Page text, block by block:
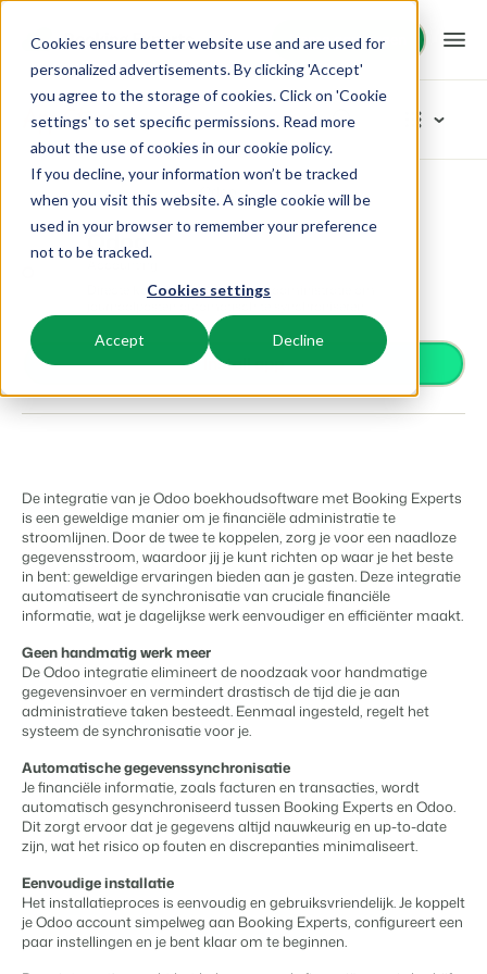
Cookies ensure better website use and are used for
personalized advertisements. By clicking 'Accept'
you agree to the storage of cookies. Click on 'Cookie
settings' to set specific permissions. Read more
about the use of cookies in our cookie policy.
If you decline, your information won’t be tracked
when you visit this website. A single cookie will be
used in your browser to remember your preference
not to be tracked.
Cookies settings
Accept Decline
Demo aanvragen
Demo aanvragen
Platform
BEX PMS
Reserveringssysteem
Beheer alle back office processen.
Adverteer jouw aanbod op een mix van kanalen.
Business Intelligence
Maak betere keuzes op basis van data.
Eigenaren Management
Bied transparantie aan eigenaren.
Website Integratie
Heb je al een website? Integratie is mogelijk.
Overstappen naar BEX
Klaar om te groeien?
BEX CMS
Verhuurwebsite
Breng je merk tot leven met onze websitebouwer.
Oplossingen
Booking Experts voor:
Villa's, bungalows, chalets en boomhutten.
Hotelkamers, appartementen, B&Bs en pensions.
Campings
Kampeerplaatsen, glamping tenten en caravans.
Concerns & Groepen
Ketens en individuele merken.
Verhuurorganisaties
Exclusieve verhuur en resellers.
Vastgoed en nieuwbouwprojecten.
Kleinschalige recreatiebedrijven
Vakantieboerderijen, appartementen en boetiekhotels
Resources
Kennis
BEX Educate | Pro
Blijven leren, blijven leiden in de recreatie.
Blog
Lees over trends in de sector en krijg tips.
Ervaringen
Ervaringen van onze gebruikers.
Kom in contact
Customer Success
Krijg antwoord op jouw vragen.
Developers
Ontwikkel jouw oplossing met onze open API.
Overstappen naar BEX
Klaar om te groeien?
Prijzen
Klantverhalen
Voor campings
Overstappen naar BEX
Login
Prijzen
NL
App Store
Blader door de categorieën
Toegangscontrole
Betaalproviders
Ontvang betalingen
Distributie
Plaats je aanbod op een mix van kanalen
Gasttechnologie
Verbeter de gastbeleving
Content Management
Integreer met elk CMS
Facility Management
Stroomlijn je processen
Revenue Management
Optimaliseer jouw prijsbeleid
Compliance
Zorgeloos zaken doen volgens wetgeving
Boekhouding
Houd de boeken in balans
Kassasystemen
Voeg jouw kassasysteem en PMS samen
Communicatie
Organiseer je gastcommunicatie
Energiesystemen
Mis je een app?
App Store Accounting Odoo
Odoo
Directe koppeling met je Odoo administratie om
Install app
De integratie van je Odoo boekhoudsoftware met Booking Experts
is een geweldige manier om je financiële administratie te
stroomlijnen. Door de twee te koppelen, zorg je voor een naadloze
gegevensstroom, waardoor jij je kunt richten op waar je het beste
in bent: geweldige ervaringen bieden aan je gasten. Deze integratie
automatiseert de synchronisatie van cruciale financiële
informatie, wat je dagelijkse werk eenvoudiger en efficiënter maakt.
Geen handmatig werk meer
De Odoo integratie elimineert de noodzaak voor handmatige
gegevensinvoer en vermindert drastisch de tijd die je aan
administratieve taken besteedt. Eenmaal ingesteld, regelt het
systeem de synchronisatie voor je.
Automatische gegevenssynchronisatie
Je financiële informatie, zoals facturen en transacties, wordt
automatisch gesynchroniseerd tussen Booking Experts en Odoo.
Dit zorgt ervoor dat je gegevens altijd nauwkeurig en up-to-date
zijn, wat het risico op fouten en discrepanties minimaliseert.
Eenvoudige installatie
Het installatieproces is eenvoudig en gebruiksvriendelijk. Je koppelt
je Odoo account simpelweg aan Booking Experts, configureert een
paar instellingen en je bent klaar om te beginnen.